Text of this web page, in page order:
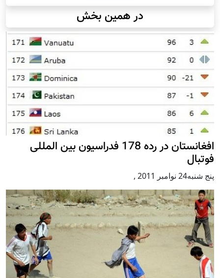
در همین بخش
افغانستان در رده 178 فدراسیون بین المللی
فوتبال
پنج شنبه24 نوامبر 2011 ,